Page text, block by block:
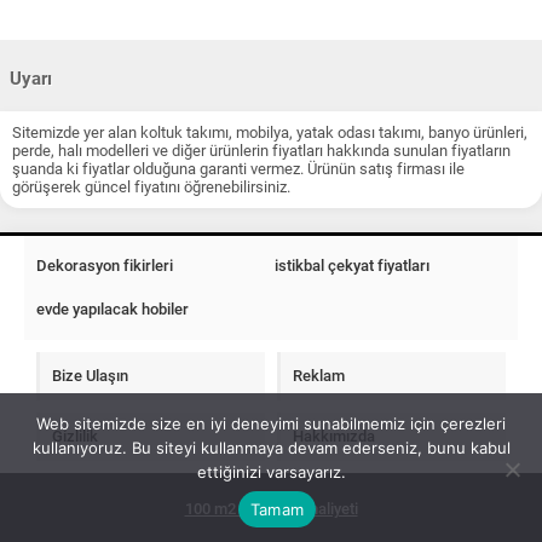
Uyarı
Sitemizde yer alan koltuk takımı, mobilya, yatak odası takımı, banyo ürünleri,
perde, halı modelleri ve diğer ürünlerin fiyatları hakkında sunulan fiyatların
şuanda ki fiyatlar olduğuna garanti vermez. Ürünün satış firması ile
görüşerek güncel fiyatını öğrenebilirsiniz.
Dekorasyon fikirleri istikbal çekyat fiyatları
evde yapılacak hobiler
Bize Ulaşın Reklam
Gizlilik Hakkımızda
100 m2 ev insaat maliyeti
Web sitemizde size en iyi deneyimi sunabilmemiz için çerezleri
kullanıyoruz. Bu siteyi kullanmaya devam ederseniz, bunu kabul
ettiğinizi varsayarız.
Tamam